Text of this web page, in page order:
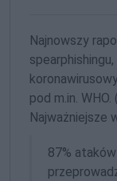
Najnowszy
pod m.in. WHO.
Najważniejsze
87% ataków